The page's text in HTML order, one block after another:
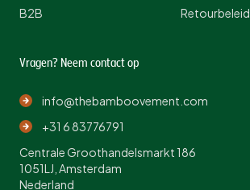
B2B
Retourbeleid
Vragen? Neem contact op
info@thebamboovement.com
+31 6 83776791
Centrale Groothandelsmarkt 186
1051LJ, Amsterdam
Nederland